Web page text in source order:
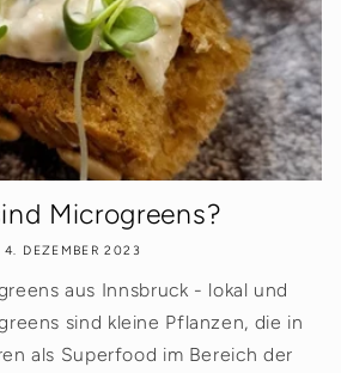
Microgreens?
4. DEZEMBER 2023
aus Innsbruck - lokal und
sind kleine Pflanzen, die in
als Superfood im Bereich der